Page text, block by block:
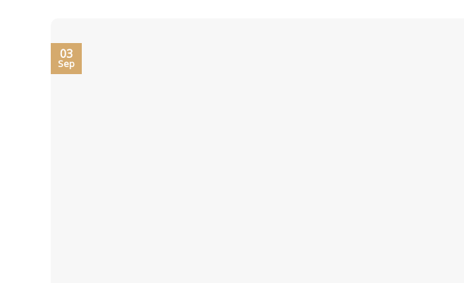
03
Sep